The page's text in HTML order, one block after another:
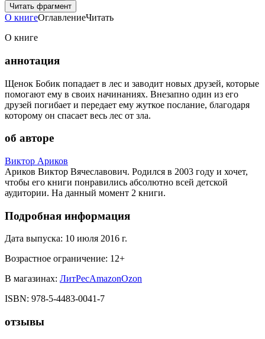
Читать фрагмент
О книгеОглавлениеЧитать
О книге
аннотация
Щенок Бобик попадает в лес и заводит новых друзей, которые
помогают ему в своих начинаниях. Внезапно один из его
друзей погибает и передает ему жуткое послание, благодаря
которому он спасает весь лес от зла.
об авторе
Виктор Ариков
Ариков Виктор Вячеславович. Родился в 2003 году и хочет,
чтобы его книги понравились абсолютно всей детской
аудитории. На данный момент 2 книги.
Подробная информация
Дата выпуска: 10 июля 2016 г.
Возрастное ограничение: 12+
В магазинах: ЛитРесAmazonOzon
ISBN: 978-5-4483-0041-7
отзывы